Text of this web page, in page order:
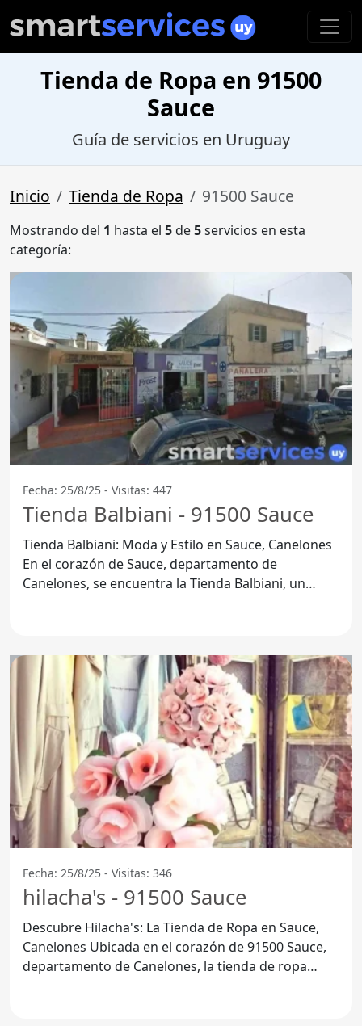
Tienda de Ropa en 91500
Sauce
Guía de servicios en Uruguay
Inicio Tienda de Ropa 91500 Sauce
Mostrando del 1 hasta el 5de5servicios en esta
categoría:
Fecha: 25/8/25 - Visitas: 447
Tienda Balbiani - 91500 Sauce
Tienda Balbiani: Moda y Estilo en Sauce, Canelones
En el corazón de Sauce, departamento de
Canelones, se encuentra la Tienda Balbiani, un
Fecha: 25/8/25 - Visitas: 346
hilacha's - 91500 Sauce
Descubre Hilacha's: La Tienda de Ropa en Sauce,
Canelones Ubicada en el corazón de 91500 Sauce,
departamento de Canelones, la tienda de ropa